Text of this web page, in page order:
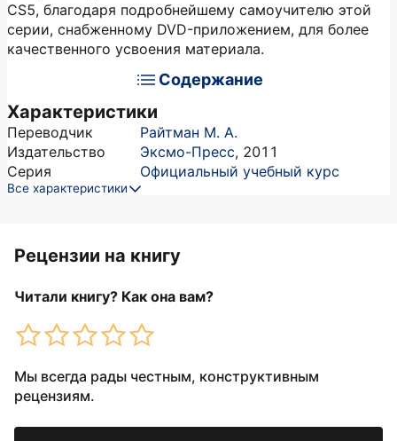
CS5, благодаря подробнейшему самоучителю этой
серии, снабженному DVD-приложением, для более
качественного усвоения материала.
Содержание
Характеристики
Переводчик
Райтман М. А.
Издательство
Эксмо-Пресс, 2011
Серия
Официальный учебный курс
Все характеристики
Рецензии на книгу
Читали книгу? Как она вам?
Мы всегда рады честным, конструктивным
рецензиям.